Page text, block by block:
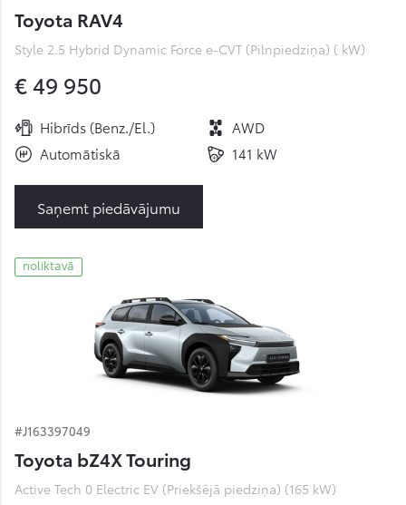
Toyota RAV4
Style 2.5 Hybrid Dynamic Force e-CVT (Pilnpiedziņa) ( kW)
€ 49 950
Hibrīds (Benz./El.)
AWD
Automātiskā
141 kW
Saņemt piedāvājumu
noliktavā
#J163397049
Toyota bZ4X Touring
Active Tech 0 Electric EV (Priekšējā piedziņa) (165 kW)